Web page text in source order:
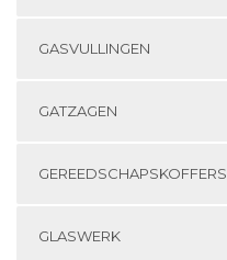
GASVULLINGEN
GATZAGEN
GEREEDSCHAPSKOFFERS
GLASWERK